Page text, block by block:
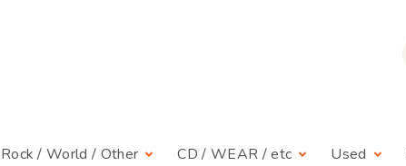
Rock / World / Other CD / WEAR / etc Used